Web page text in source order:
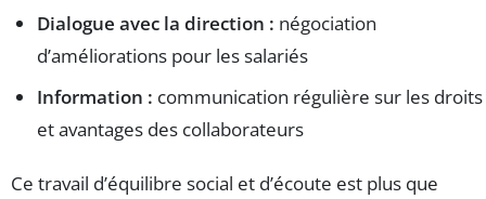
Dialogue avec la direction : négociation
d’améliorations pour les salariés
Information : communication régulière sur les droits
et avantages des collaborateurs
Ce travail d’équilibre social et d’écoute est plus que